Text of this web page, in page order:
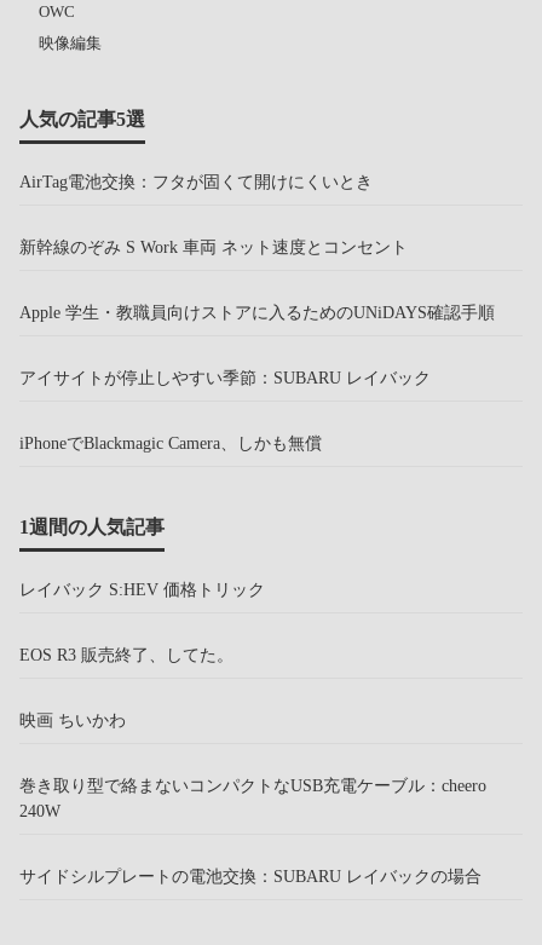
OWC
映像編集
人気の記事5選
AirTag電池交換：フタが固くて開けにくいとき
新幹線のぞみ S Work 車両 ネット速度とコンセント
Apple 学生・教職員向けストアに入るためのUNiDAYS確認手順
アイサイトが停止しやすい季節：SUBARU レイバック
iPhoneでBlackmagic Camera、しかも無償
1週間の人気記事
レイバック S:HEV 価格トリック
EOS R3 販売終了、してた。
映画 ちいかわ
巻き取り型で絡まないコンパクトなUSB充電ケーブル：cheero
240W
サイドシルプレートの電池交換：SUBARU レイバックの場合